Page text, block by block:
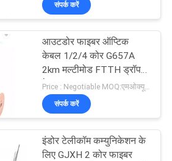
संपर्क करें
आउटडोर फाइबर ऑप्टिक
केबल 1/2/4 कोर G657A
2km मल्टीमोड FTTH ड्रॉप
केबल GJYXCH
Price : Negotiable MOQ:एमओक्यू: 1000 मीटर
संपर्क करें
इंडोर टेलीकॉम कम्युनिकेशन के
लिए GJXH 2 कोर फाइबर